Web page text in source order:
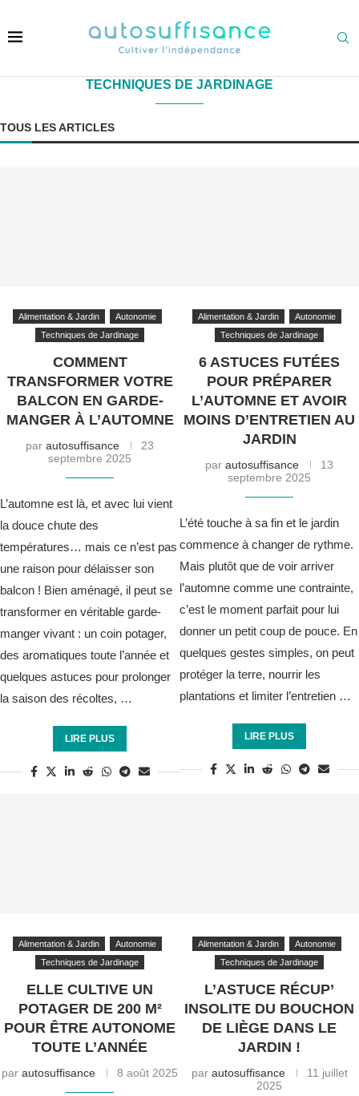
TECHNIQUES DE JARDINAGE
TOUS LES ARTICLES
Alimentation & Jardin
Autonomie
Techniques de Jardinage
COMMENT
TRANSFORMER VOTRE
BALCON EN GARDE-
MANGER À L’AUTOMNE
par autosuffisance
23
septembre 2025
L’automne est là, et avec lui vient
la douce chute des
températures… mais ce n’est pas
une raison pour délaisser son
balcon ! Bien aménagé, il peut se
transformer en véritable garde-
manger vivant : un coin potager,
des aromatiques toute l’année et
quelques astuces pour prolonger
la saison des récoltes, …
LIRE PLUS
Alimentation & Jardin
Autonomie
Techniques de Jardinage
6 ASTUCES FUTÉES
POUR PRÉPARER
L’AUTOMNE ET AVOIR
MOINS D’ENTRETIEN AU
JARDIN
par autosuffisance
13
septembre 2025
L’été touche à sa fin et le jardin
commence à changer de rythme.
Mais plutôt que de voir arriver
l’automne comme une contrainte,
c’est le moment parfait pour lui
donner un petit coup de pouce. En
quelques gestes simples, on peut
protéger la terre, nourrir les
plantations et limiter l’entretien …
LIRE PLUS
Alimentation & Jardin
Autonomie
Techniques de Jardinage
ELLE CULTIVE UN
POTAGER DE 200 M²
POUR ÊTRE AUTONOME
TOUTE L’ANNÉE
par autosuffisance 8 août 2025
Alimentation & Jardin
Autonomie
Techniques de Jardinage
L’ASTUCE RÉCUP’
INSOLITE DU BOUCHON
DE LIÈGE DANS LE
JARDIN !
par autosuffisance
11 juillet
2025